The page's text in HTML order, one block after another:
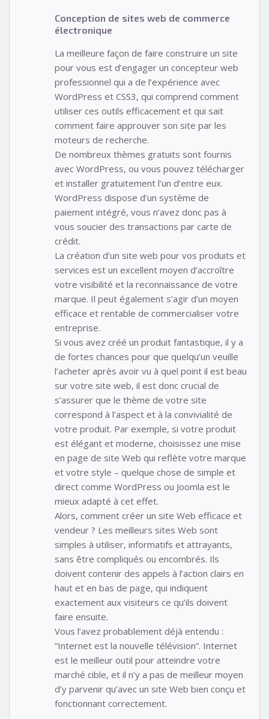
Conception de sites web de commerce
électronique
La meilleure façon de faire construire un site
pour vous est d’engager un concepteur web
professionnel qui a de l’expérience avec
WordPress et CSS3, qui comprend comment
utiliser ces outils efficacement et qui sait
comment faire approuver son site par les
moteurs de recherche.
De nombreux thèmes gratuits sont fournis
avec WordPress, ou vous pouvez télécharger
et installer gratuitement l’un d’entre eux.
WordPress dispose d’un système de
paiement intégré, vous n’avez donc pas à
vous soucier des transactions par carte de
crédit.
La création d’un site web pour vos produits et
services est un excellent moyen d’accroître
votre visibilité et la reconnaissance de votre
marque. Il peut également s’agir d’un moyen
efficace et rentable de commercialiser votre
entreprise.
Si vous avez créé un produit fantastique, il y a
de fortes chances pour que quelqu’un veuille
l’acheter après avoir vu à quel point il est beau
sur votre site web, il est donc crucial de
s’assurer que le thème de votre site
correspond à l’aspect et à la convivialité de
votre produit. Par exemple, si votre produit
est élégant et moderne, choisissez une mise
en page de site Web qui reflète votre marque
et votre style – quelque chose de simple et
direct comme WordPress ou Joomla est le
mieux adapté à cet effet.
Alors, comment créer un site Web efficace et
vendeur ? Les meilleurs sites Web sont
simples à utiliser, informatifs et attrayants,
sans être compliqués ou encombrés. Ils
doivent contenir des appels à l’action clairs en
haut et en bas de page, qui indiquent
exactement aux visiteurs ce qu’ils doivent
faire ensuite.
Vous l’avez probablement déjà entendu :
“Internet est la nouvelle télévision”. Internet
est le meilleur outil pour atteindre votre
marché cible, et il n’y a pas de meilleur moyen
d’y parvenir qu’avec un site Web bien conçu et
fonctionnant correctement.